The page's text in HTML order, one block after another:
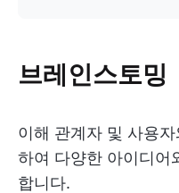
브레인스토밍
이해 관계자 및 사용
하여 다양한 아이디어
합니다.